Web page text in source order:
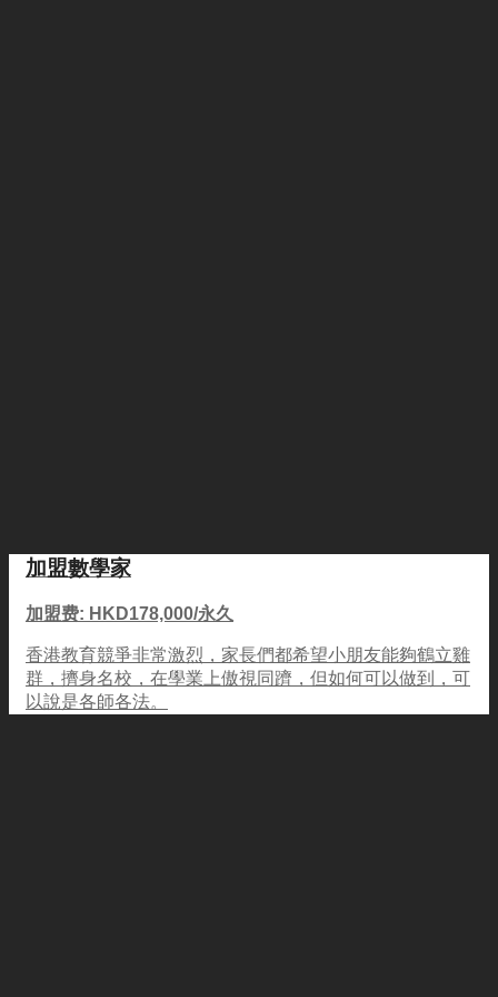
加盟數學家
加盟费: HKD178,000/永久
香港教育競爭非常激烈，家長們都希望小朋友能夠鶴立雞
群，擠身名校，在學業上傲視同躋，但如何可以做到，可
以說是各師各法。